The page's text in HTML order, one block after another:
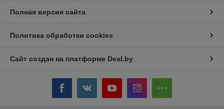
Полная версия сайта
Политика обработки cookies
Сайт создан на платформе Deal.by